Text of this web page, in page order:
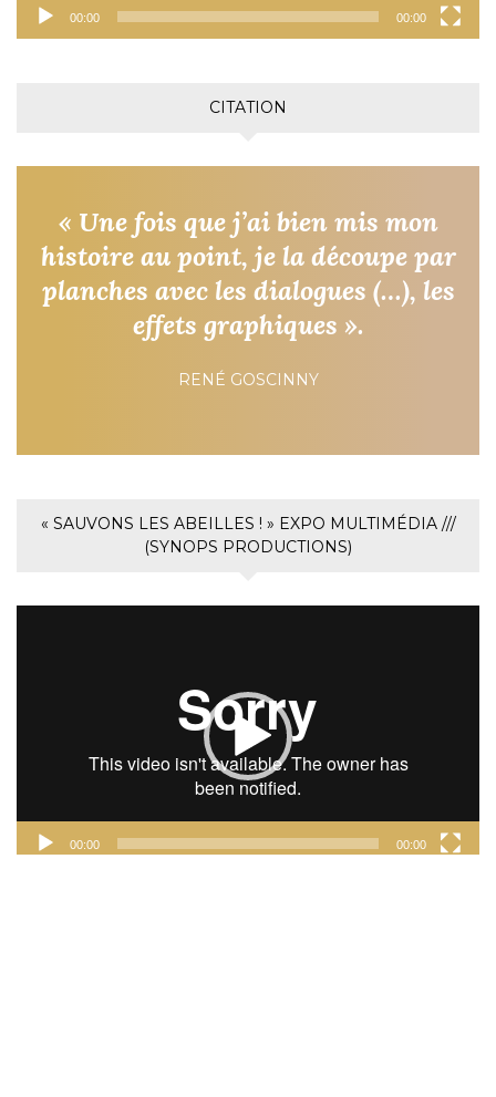
00:00 00:00
CITATION
« Une fois que j’ai bien mis mon
histoire au point, je la découpe par
planches avec les dialogues (…), les
effets graphiques ».
RENÉ GOSCINNY
« SAUVONS LES ABEILLES ! » EXPO MULTIMÉDIA ///
(SYNOPS PRODUCTIONS)
00:00 00:00